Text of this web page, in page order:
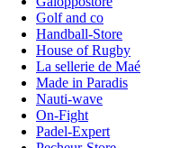
Golf and co
Handball-Store
House of Rugby
La sellerie de Maé
Made in Paradis
Nauti-wave
On-Fight
Padel-Expert